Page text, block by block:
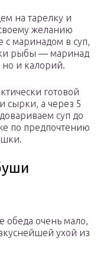
на тарелку и
желанию
с маринадом в суп,
рыбы — маринад
но и калорий.
готовой
сырки, а через 5
суп до
по предпочтению
обеда очень мало,
ухой из